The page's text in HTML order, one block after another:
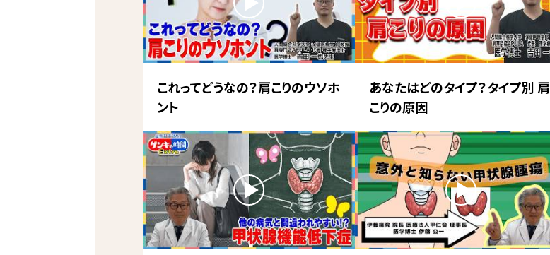
これってどうなの？肩こりのウソホ
ント
あなたはどのタイプ？タイプ別 肩
こりの原因